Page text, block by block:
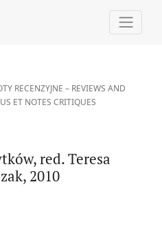
RECENZYJNE – REVIEWS AND
ET NOTES CRITIQUES
red. Teresa
2010